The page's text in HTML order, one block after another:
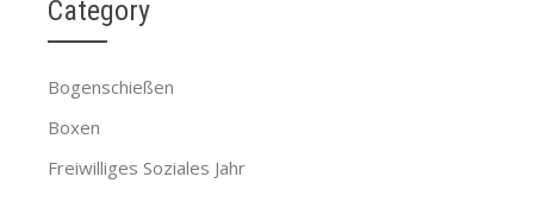
Category
Bogenschießen
Boxen
Freiwilliges Soziales Jahr